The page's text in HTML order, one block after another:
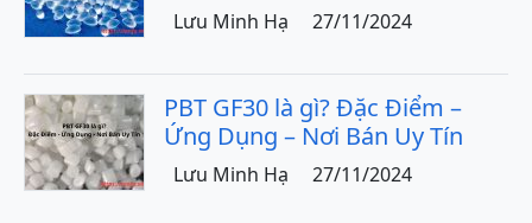
Lưu Minh Hạ 27/11/2024
PBT GF30 là gì? Đặc Điểm –
Ứng Dụng – Nơi Bán Uy Tín
Lưu Minh Hạ 27/11/2024